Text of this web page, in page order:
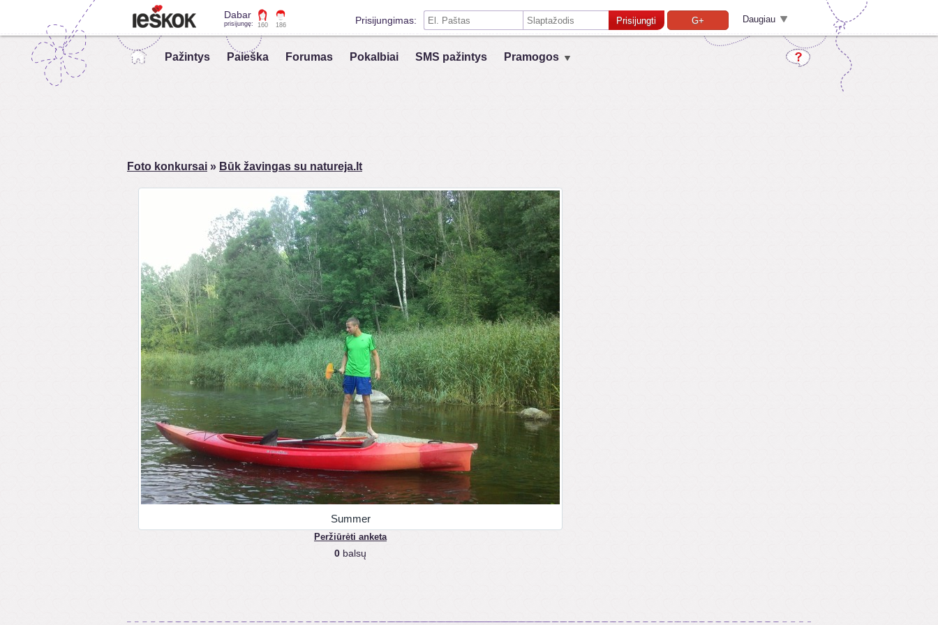
Dabar
prisijungę: 160 186 Prisijungimas: Prisijungti G+
Prisiminti mane šiame kompiuteryje
Daugiau
Pažintys Paieška Forumas Pokalbiai SMS pažintys Pramogos
Foto konkursai » Būk žavingas su natureja.lt
Summer
Peržiūrėti anketa
0 balsų